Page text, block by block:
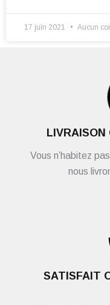
17 juin 2021 Aucun
LIVRAISON
Vous n’habitez
nous
SATISFAIT